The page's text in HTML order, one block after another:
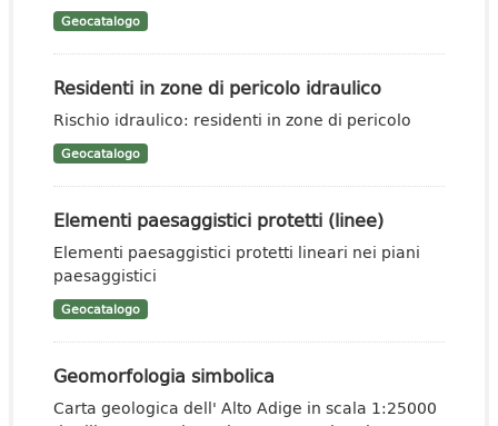
Geocatalogo
Residenti in zone di pericolo idraulico
Rischio idraulico: residenti in zone di pericolo
Geocatalogo
Elementi paesaggistici protetti (linee)
Elementi paesaggistici protetti lineari nei piani
paesaggistici
Geocatalogo
Geomorfologia simbolica
Carta geologica dell' Alto Adige in scala 1:25000